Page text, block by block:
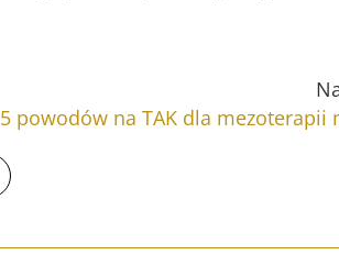
5 powodów na TAK dla mezoterapii